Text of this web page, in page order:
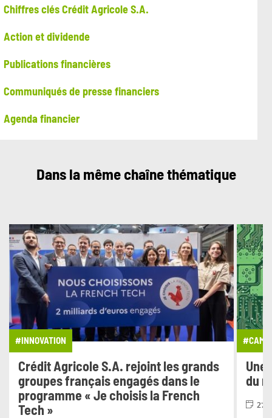
Chiffres clés Crédit Agricole S.A.
Action et dividende
Publications financières
Communiqués de presse financiers
Agenda financier
Dans la même chaîne thématique
#INNOVATION
Crédit Agricole S.A. rejoint les grands
groupes français engagés dans le
programme « Je choisis la French
Tech »
Une
du